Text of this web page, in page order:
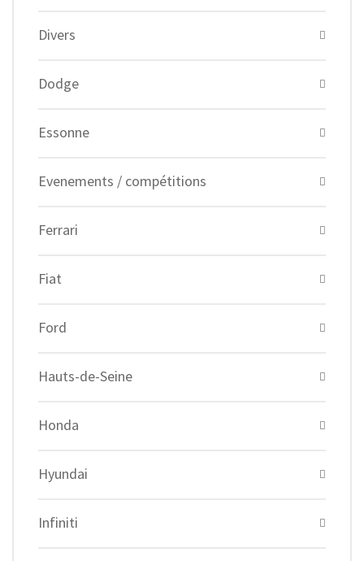
Divers
Dodge
Essonne
Evenements / compétitions
Ferrari
Fiat
Ford
Hauts-de-Seine
Honda
Hyundai
Infiniti